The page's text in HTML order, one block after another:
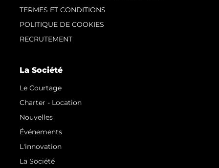
TERMES ET CONDITIONS
POLITIQUE DE COOKIES
RECRUTEMENT
La Société
Le Courtage
Charter - Location
Nouvelles
Événements
L'innovation
La Société